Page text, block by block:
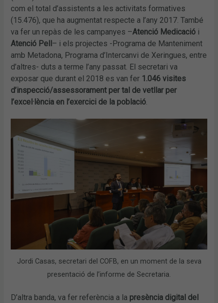
com el total d’assistents a les activitats formatives
(15.476), que ha augmentat respecte a l’any 2017. També
va fer un repàs de les campanyes –Atenció Medicació i
Atenció Pell– i els projectes -Programa de Manteniment
amb Metadona, Programa d’Intercanvi de Xeringues, entre
d’altres- duts a terme l’any passat. El secretari va
exposar que durant el 2018 es van fer 1.046 visites
d’inspecció/assessorament per tal de vetllar per
l’excel·lència en l’exercici de la població
Jordi Casas, secretari del COFB, en un moment de la seva
presentació de l’informe de Secretaria.
D’altra banda, va fer referència a la presència digital del